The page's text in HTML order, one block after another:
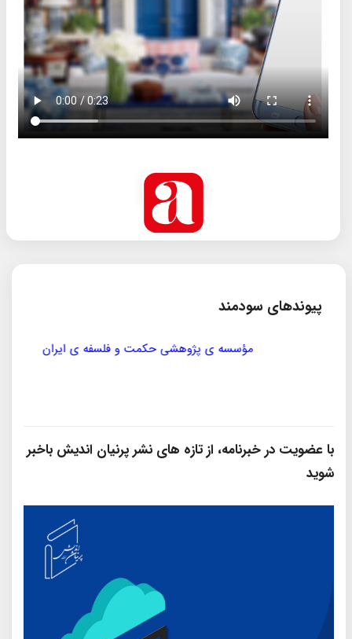
پیوندهای سودمند
مؤسسه ی پژوهشی حکمت و فلسفه ی ایران
با عضویت در خبرنامه، از تازه‌ های نشر پرنیان‌ اندیش باخبر
شوید